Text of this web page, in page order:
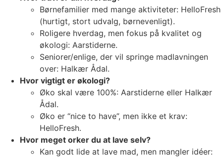
Børnefamilier med mange aktiviteter: HelloFresh
(hurtigt, stort udvalg, børnevenligt).
Roligere hverdag, men fokus på kvalitet og
økologi: Aarstiderne.
Seniorer/enlige, der vil springe madlavningen
over: Halkær Ådal.
Hvor vigtigt er økologi?
Øko skal være 100%: Aarstiderne eller Halkær
Ådal.
Øko er “nice to have”, men ikke et krav:
HelloFresh.
Hvor meget orker du at lave selv?
Kan godt lide at lave mad, men mangler idéer: